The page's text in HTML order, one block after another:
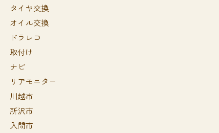
タイヤ交換
オイル交換
ドラレコ
取付け
ナビ
リアモニター
川越市
所沢市
入間市